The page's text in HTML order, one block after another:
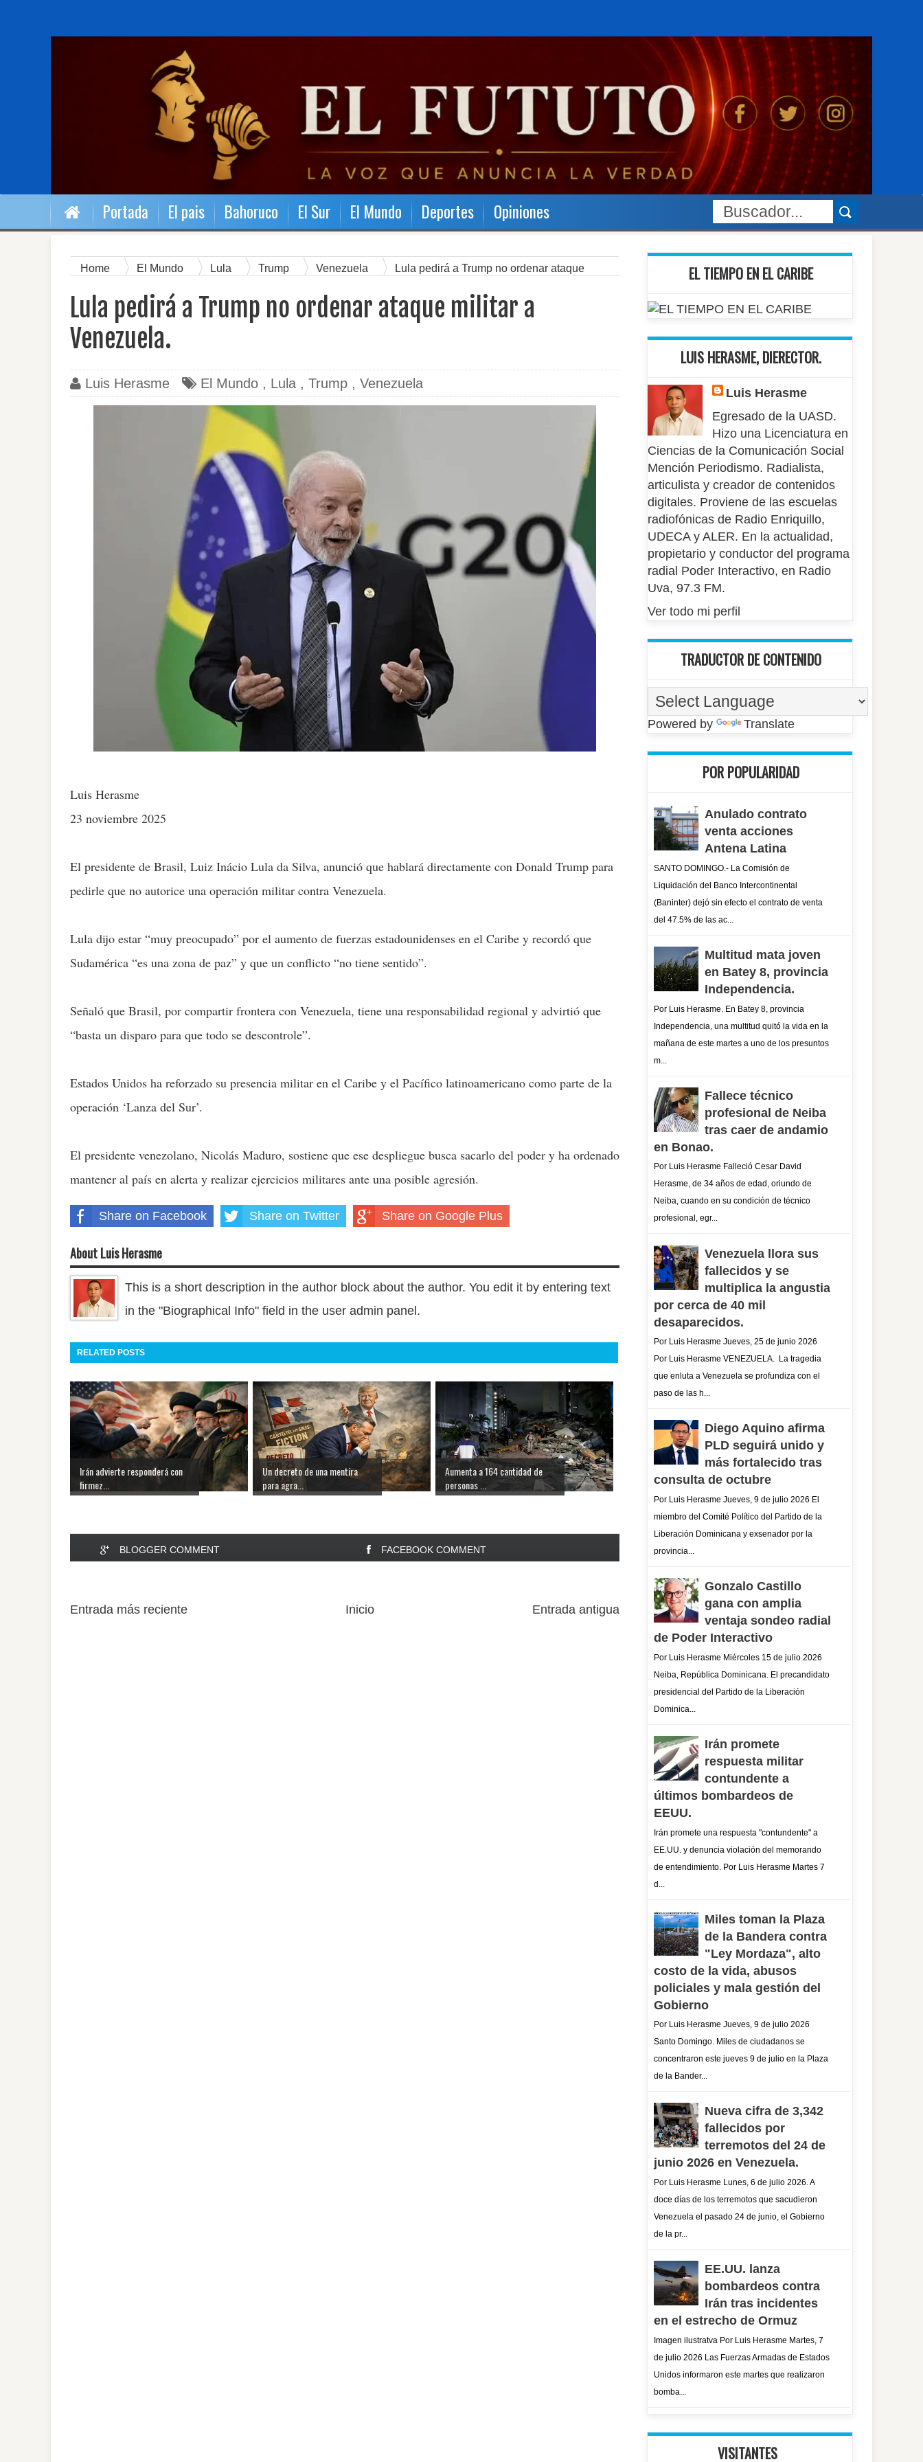
Portada El pais Bahoruco El Sur El Mundo Deportes Opiniones
Home El Mundo Lula Trump Venezuela
Lula pedirá a Trump no ordenar ataque
Lula pedirá a Trump no ordenar ataque militar a
Venezuela.
Luis Herasme El Mundo , Lula , Trump , Venezuela
Luis Herasme
23 noviembre 2025
El presidente de Brasil, Luiz Inácio Lula da Silva, anunció que hablará directamente con Donald Trump para
pedirle que no autorice una operación militar contra Venezuela.
Lula dijo estar “muy preocupado” por el aumento de fuerzas estadounidenses en el Caribe y recordó que
Sudamérica “es una zona de paz” y que un conflicto “no tiene sentido”.
Señaló que Brasil, por compartir frontera con Venezuela, tiene una responsabilidad regional y advirtió que
“basta un disparo para que todo se descontrole”.
Estados Unidos ha reforzado su presencia militar en el Caribe y el Pacífico latinoamericano como parte de la
operación ‘Lanza del Sur’.
El presidente venezolano, Nicolás Maduro, sostiene que ese despliegue busca sacarlo del poder y ha ordenado
mantener al país en alerta y realizar ejercicios militares ante una posible agresión.
Share on Facebook Share on Twitter Share on Google Plus
About Luis Herasme
This is a short description in the author block about the author. You edit it by entering text
in the "Biographical Info" field in the user admin panel.
RELATED POSTS
Irán advierte responderá con
firmez...
Un decreto de una mentira
para agra...
Aumenta a 164 cantidad de
personas ...
BLOGGER COMMENT FACEBOOK COMMENT
Entrada más reciente Entrada antigua
Inicio
EL TIEMPO EN EL CARIBE
LUIS HERASME, DIERECTOR.
Luis Herasme
Egresado de la UASD.
Hizo una Licenciatura en
Ciencias de la Comunicación Social
Mención Periodismo. Radialista,
articulista y creador de contenidos
digitales. Proviene de las escuelas
radiofónicas de Radio Enriquillo,
UDECA y ALER. En la actualidad,
propietario y conductor del programa
radial Poder Interactivo, en Radio
Uva, 97.3 FM.
Ver todo mi perfil
TRADUCTOR DE CONTENIDO
Powered by Translate
POR POPULARIDAD
Anulado contrato
venta acciones
Antena Latina
SANTO DOMINGO.- La Comisión de
Liquidación del Banco Intercontinental
(Baninter) dejó sin efecto el contrato de venta
del 47.5% de las ac...
Multitud mata joven
en Batey 8, provincia
Independencia.
Por Luis Herasme. En Batey 8, provincia
Independencia, una multitud quitó la vida en la
mañana de este martes a uno de los presuntos
m...
Fallece técnico
profesional de Neiba
tras caer de andamio
en Bonao.
Por Luis Herasme Falleció Cesar David
Herasme, de 34 años de edad, oriundo de
Neiba, cuando en su condición de técnico
profesional, egr...
Venezuela llora sus
fallecidos y se
multiplica la angustia
por cerca de 40 mil
desaparecidos.
Por Luis Herasme Jueves, 25 de junio 2026
Por Luis Herasme VENEZUELA. La tragedia
que enluta a Venezuela se profundiza con el
paso de las h...
Diego Aquino afirma
PLD seguirá unido y
más fortalecido tras
consulta de octubre
Por Luis Herasme Jueves, 9 de julio 2026 El
miembro del Comité Político del Partido de la
Liberación Dominicana y exsenador por la
provincia...
Gonzalo Castillo
gana con amplia
ventaja sondeo radial
de Poder Interactivo
Por Luis Herasme Miércoles 15 de julio 2026
Neiba, República Dominicana. El precandidato
presidencial del Partido de la Liberación
Dominica...
Irán promete
respuesta militar
contundente a
últimos bombardeos de
EEUU.
Irán promete una respuesta "contundente" a
EE.UU. y denuncia violación del memorando
de entendimiento. Por Luis Herasme Martes 7
d...
Miles toman la Plaza
de la Bandera contra
"Ley Mordaza", alto
costo de la vida, abusos
policiales y mala gestión del
Gobierno
Por Luis Herasme Jueves, 9 de julio 2026
Santo Domingo. Miles de ciudadanos se
concentraron este jueves 9 de julio en la Plaza
de la Bander...
Nueva cifra de 3,342
fallecidos por
terremotos del 24 de
junio 2026 en Venezuela.
Por Luis Herasme Lunes, 6 de julio 2026. A
doce días de los terremotos que sacudieron
Venezuela el pasado 24 de junio, el Gobierno
de la pr...
EE.UU. lanza
bombardeos contra
Irán tras incidentes
en el estrecho de Ormuz
Imagen ilustratva Por Luis Herasme Martes, 7
de julio 2026 Las Fuerzas Armadas de Estados
Unidos informaron este martes que realizaron
bomba...
VISITANTES